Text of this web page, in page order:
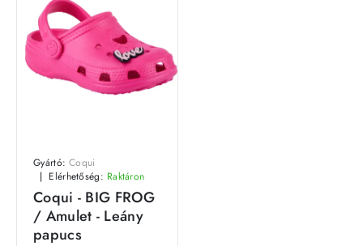
Gyártó: Coqui
Elérhetőség: Raktáron
Coqui - BIG FROG
/ Amulet - Leány
papucs